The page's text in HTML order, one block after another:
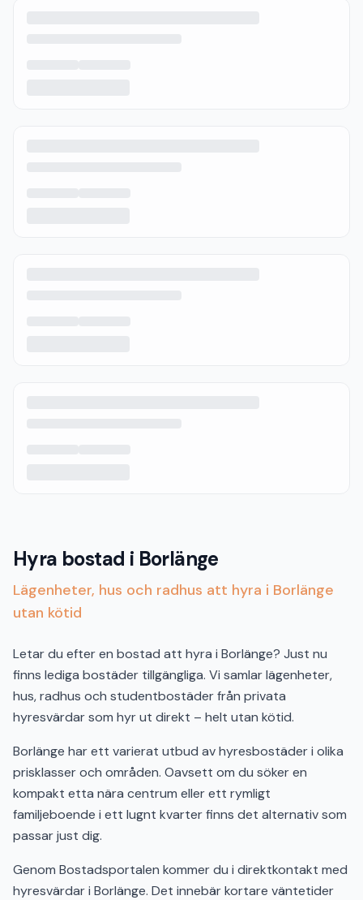
Hyra bostad i Borlänge
Lägenheter, hus och radhus att hyra i Borlänge
utan kötid
Letar du efter en bostad att hyra i Borlänge? Just nu
finns lediga bostäder tillgängliga. Vi samlar lägenheter,
hus, radhus och studentbostäder från privata
hyresvärdar som hyr ut direkt – helt utan kötid.
Borlänge har ett varierat utbud av hyresbostäder i olika
prisklasser och områden. Oavsett om du söker en
kompakt etta nära centrum eller ett rymligt
familjeboende i ett lugnt kvarter finns det alternativ som
passar just dig.
Genom Bostadsportalen kommer du i direktkontakt med
hyresvärdar i Borlänge. Det innebär kortare väntetider